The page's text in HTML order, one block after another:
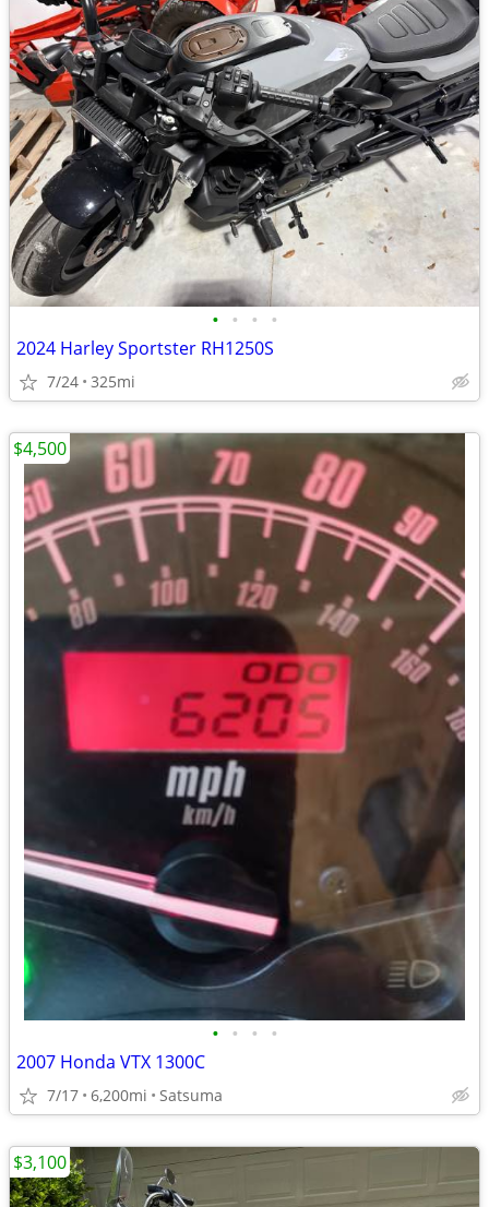
• • • •
2024 Harley Sportster RH1250S
7/24 325mi
• • • •
2007 Honda VTX 1300C
7/17 6,200mi Satsuma
$4,500
$3,100